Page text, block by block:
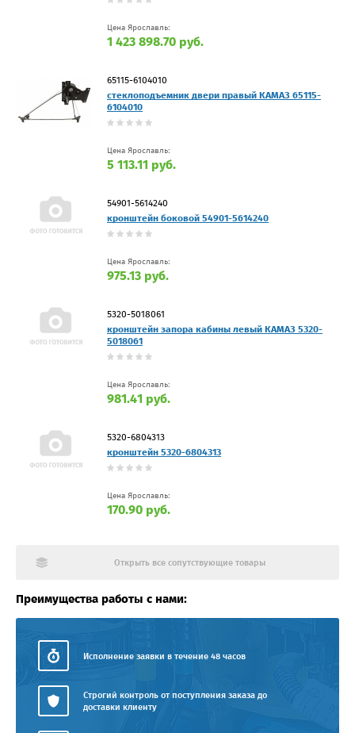
Цена Ярославль:
1 423 898.70 руб.
65115-6104010
стеклоподъемник двери правый КАМАЗ 65115-
6104010
Цена Ярославль:
5 113.11 руб.
54901-5614240
кронштейн боковой 54901-5614240
Цена Ярославль:
975.13 руб.
5320-5018061
кронштейн запора кабины левый КАМАЗ 5320-
5018061
Цена Ярославль:
981.41 руб.
5320-6804313
кронштейн 5320-6804313
Цена Ярославль:
170.90 руб.
Открыть все сопутствующие товары
Преимущества работы с нами:
Исполнение заявки в течение 48 часов
Строгий контроль от поступления заказа до
доставки клиенту